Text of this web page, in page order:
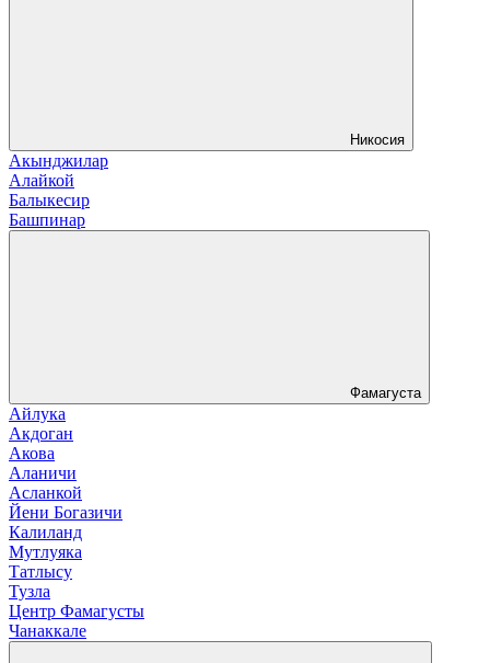
Никосия
Акынджилар
Алайкой
Балыкесир
Башпинар
Фамагуста
Айлука
Акдоган
Акова
Аланичи
Асланкой
Йени Богазичи
Калиланд
Мутлуяка
Татлысу
Тузла
Центр Фамагусты
Чанаккале